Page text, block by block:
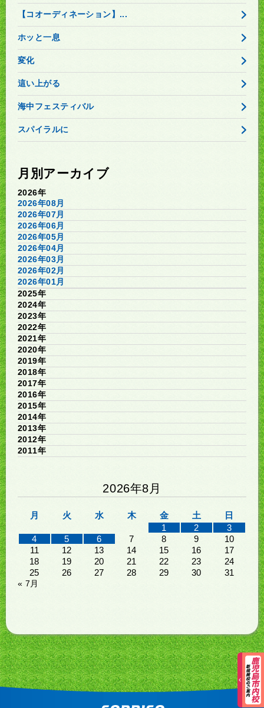
【コオーディネーション】...
ホッと一息
変化
這い上がる
海中フェスティバル
スパイラルに
月別アーカイブ
2026年
2026年08月
2026年07月
2026年06月
2026年05月
2026年04月
2026年03月
2026年02月
2026年01月
2025年
2024年
2023年
2022年
2021年
2020年
2019年
2018年
2017年
2016年
2015年
2014年
2013年
2012年
2011年
2026年8月
月 火 水 木 金 土
日
1
2
3
4
5 6 7 8 9
10
11
12 13 14 15 16
17
18
19 20 21 22 23
24
25
26 27 28 29 30 31
« 7月